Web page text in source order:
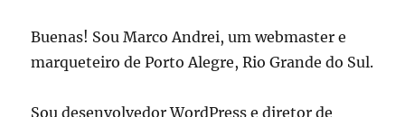
Buenas! Sou Marco Andrei, um webmaster e
marqueteiro de Porto Alegre, Rio Grande do Sul.
Sou desenvolvedor WordPress e diretor de